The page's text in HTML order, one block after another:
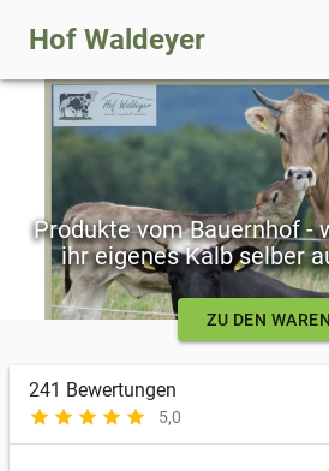
Hof Waldeyer
Produkte vom Bauernhof -
ihr eigenes Kalb selber
ZU DEN WAREN
241 Bewertungen
star star star star star 5,0